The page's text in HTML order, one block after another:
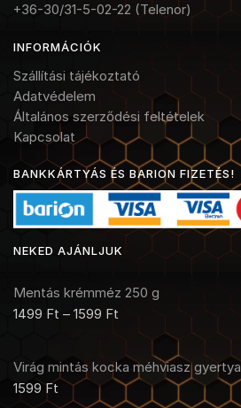
+36-30/31-5-02-22 (Telenor)
INFORMÁCIÓK
Szállítási tájékoztató
Adatvédelem
Általános szerződési feltételek
Kapcsolat
BANKKÁRTYÁS ÉS BARION FIZETÉS!
NEKED AJÁNLJUK
Mentás krémméz 250 g
1499 Ft – 1599 Ft
Virág mintás kocka méhviasz gyertya
1599Ft